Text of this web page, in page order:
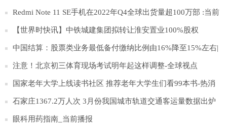
Redmi Note 11 SE手机在2022年Q4全球出货量超100万部 :当前
观点
【世界时快讯】中铁城建集团拟转让淮安置业100%股权
中国结算：股票类业务最低备付缴纳比例由16%降至15%左右|
滚动
注意！北京初三体育现场考试明年起这样调整-全球视点
国家老年大学上线读书社区 推荐老年大学生们看99本书-热消
息
石家庄1367.2万人次 3月份我国城市轨道交通客运量数据出炉
环球精选
眼科用药指南_当前播报